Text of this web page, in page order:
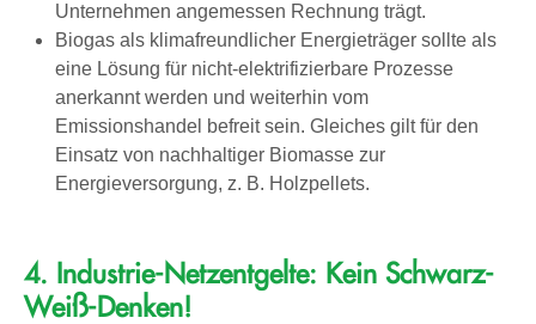
Unternehmen angemessen Rechnung trägt.
Biogas als klimafreundlicher Energieträger sollte als
eine Lösung für nicht-elektrifizierbare Prozesse
anerkannt werden und weiterhin vom
Emissionshandel befreit sein. Gleiches gilt für den
Einsatz von nachhaltiger Biomasse zur
Energieversorgung, z. B. Holzpellets.
4. Industrie-Netzentgelte: Kein Schwarz-
Weiß-Denken!